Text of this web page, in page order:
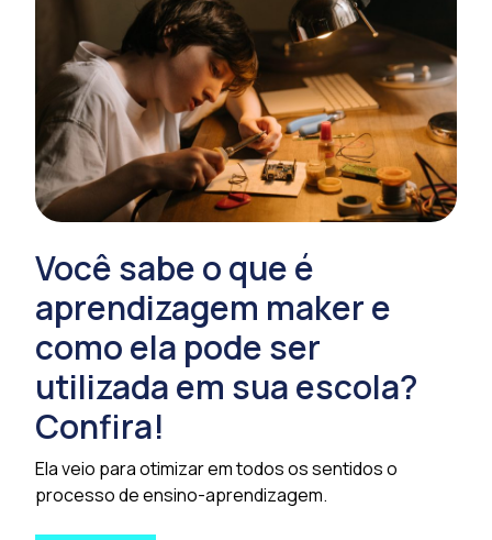
Você sabe o que é
aprendizagem maker e
como ela pode ser
utilizada em sua escola?
Confira!
Ela veio para otimizar em todos os sentidos o
processo de ensino-aprendizagem.